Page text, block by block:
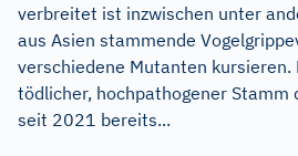
verbreitet ist inzwischen unter
aus Asien stammende
verschiedene Mutanten kursieren.
tödlicher, hochpathogener Stamm
seit 2021 bereits...